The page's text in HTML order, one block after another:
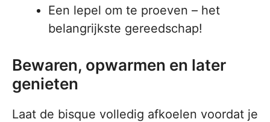
Een lepel om te proeven – het
belangrijkste gereedschap!
Bewaren, opwarmen en later
genieten
Laat de bisque volledig afkoelen voordat je